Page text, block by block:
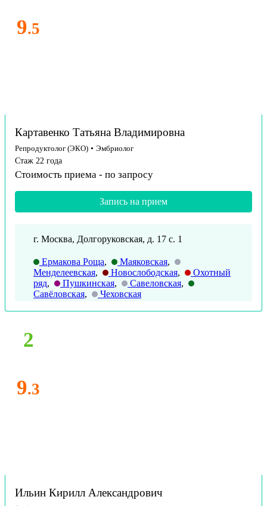
9.5
Картавенко Татьяна Владимировна
Репродуктолог (ЭКО) • Эмбриолог
Стаж 22 года
Стоимость приема - по запросу
Запись на прием
г. Москва, Долгоруковская, д. 17 с. 1
Ермакова Роща, Маяковская,
Менделеевская, Новослободская,
Охотный
ряд, Пушкинская, Савеловская,
Савёловская, Чеховская
2
9.3
Ильин Кирилл Александрович